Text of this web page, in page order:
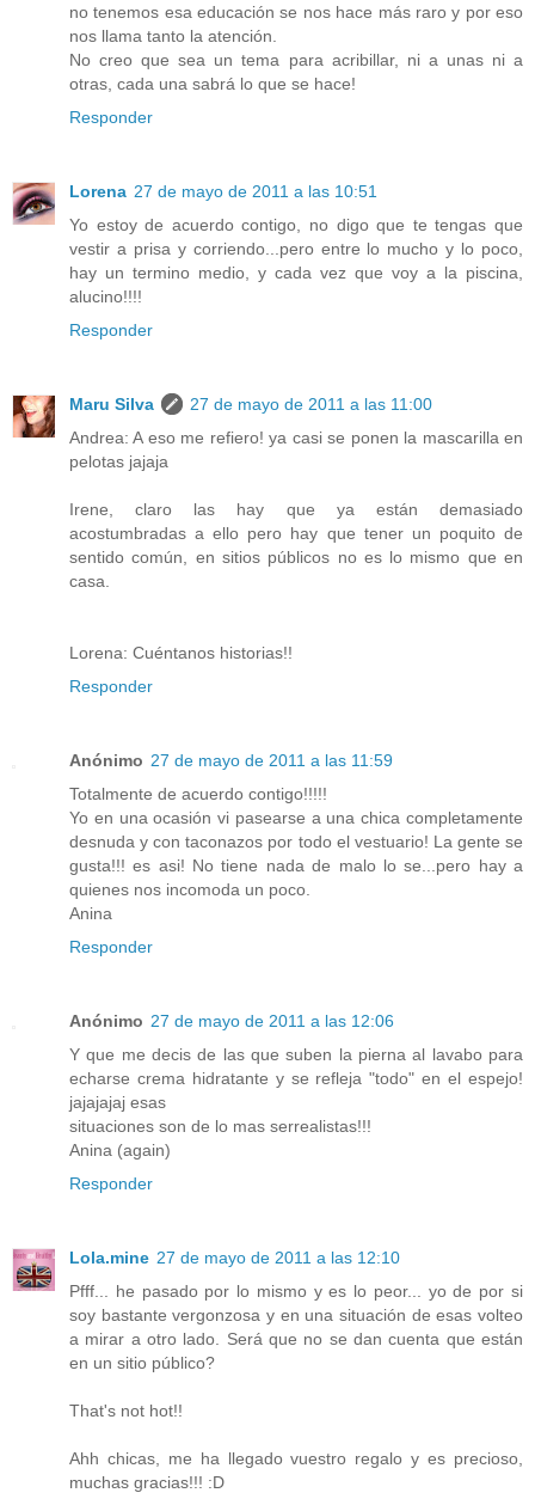
no tenemos esa educación se nos hace más raro y por eso
nos llama tanto la atención.
No creo que sea un tema para acribillar, ni a unas ni a
otras, cada una sabrá lo que se hace!
Responder
Lorena 27 de mayo de 2011 a las 10:51
Yo estoy de acuerdo contigo, no digo que te tengas que
vestir a prisa y corriendo...pero entre lo mucho y lo poco,
hay un termino medio, y cada vez que voy a la piscina,
alucino!!!!
Responder
Maru Silva
27 de mayo de 2011 a las 11:00
Andrea: A eso me refiero! ya casi se ponen la mascarilla en
pelotas jajaja
Irene, claro las hay que ya están demasiado
acostumbradas a ello pero hay que tener un poquito de
sentido común, en sitios públicos no es lo mismo que en
casa.
Lorena: Cuéntanos historias!!
Responder
Anónimo 27 de mayo de 2011 a las 11:59
Totalmente de acuerdo contigo!!!!!
Yo en una ocasión vi pasearse a una chica completamente
desnuda y con taconazos por todo el vestuario! La gente se
gusta!!! es asi! No tiene nada de malo lo se...pero hay a
quienes nos incomoda un poco.
Anina
Responder
Anónimo 27 de mayo de 2011 a las 12:06
Y que me decis de las que suben la pierna al lavabo para
echarse crema hidratante y se refleja "todo" en el espejo!
jajajajaj esas
situaciones son de lo mas serrealistas!!!
Anina (again)
Responder
Lola.mine 27 de mayo de 2011 a las 12:10
Pfff... he pasado por lo mismo y es lo peor... yo de por si
soy bastante vergonzosa y en una situación de esas volteo
a mirar a otro lado. Será que no se dan cuenta que están
en un sitio público?
That's not hot!!
Ahh chicas, me ha llegado vuestro regalo y es precioso,
muchas gracias!!! :D